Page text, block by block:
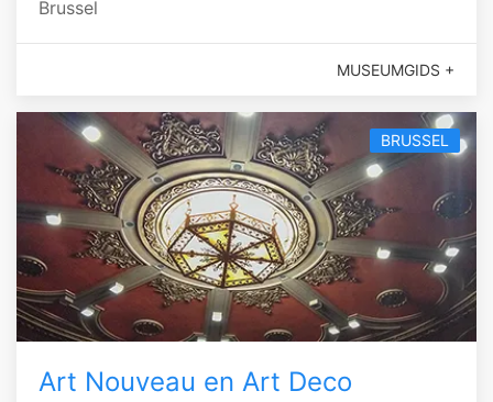
Brussel
MUSEUMGIDS +
BRUSSEL
Art Nouveau en Art Deco